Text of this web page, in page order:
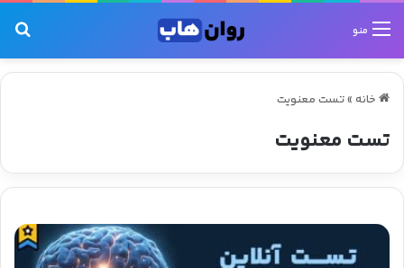
منو
خانه »تست معنویت
تست معنویت